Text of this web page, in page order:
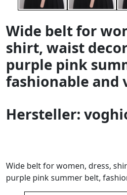
Wide belt for
shirt, waist
purple pink
fashionable and
Hersteller:
Wide belt for women, dress,
purple pink summer belt,